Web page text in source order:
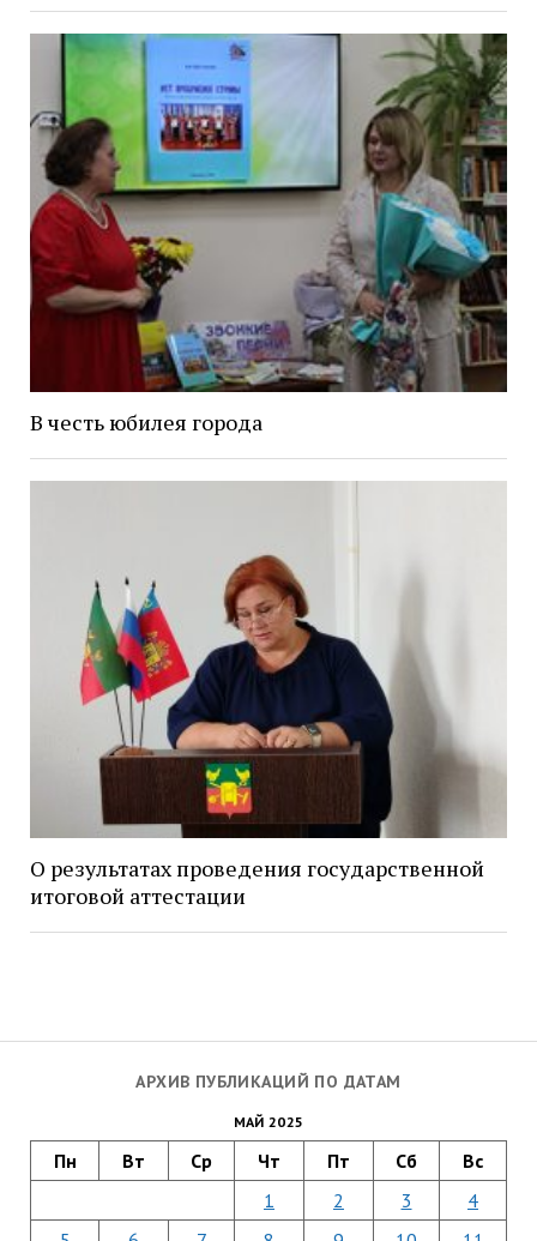
АРХИВ ПУБЛИКАЦИЙ ПО ДАТАМ
МАЙ 2025
Пн Вт Ср Чт Пт Сб Вс
1 2 3
4
В честь юбилея города
О результатах проведения государственной
итоговой аттестации